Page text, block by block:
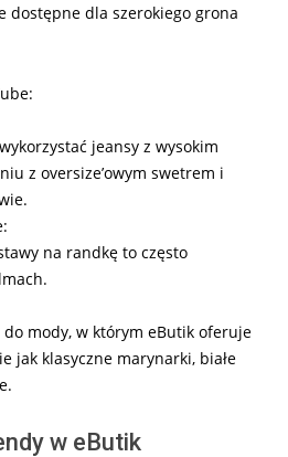
dostępne dla szerokiego grona
jeansy z wysokim
z oversize’owym swetrem i
na randkę to często
mody, w którym eButik oferuje
jak klasyczne marynarki, białe
w eButik